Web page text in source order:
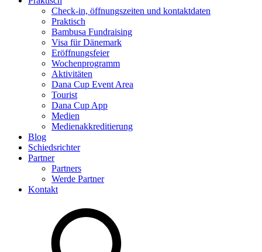
Check-in, öffnungszeiten und kontaktdaten
Praktisch
Bambusa Fundraising
Visa für Dänemark
Eröffnungsfeier
Wochenprogramm
Aktivitäten
Dana Cup Event Area
Tourist
Dana Cup App
Medien
Medienakkreditierung
Blog
Schiedsrichter
Partner
Partners
Werde Partner
Kontakt